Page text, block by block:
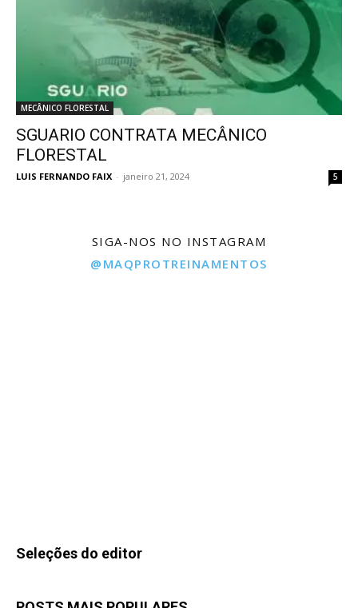
MECÂNICO FLORESTAL
SGUARIO CONTRATA MECÂNICO
FLORESTAL
LUIS FERNANDO FAIX - janeiro 21, 2024 5
SIGA-NOS NO INSTAGRAM
@MAQPROTREINAMENTOS
Seleções do editor